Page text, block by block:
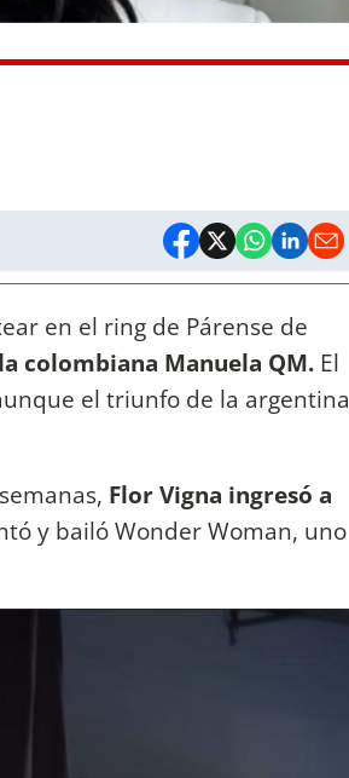
en el ring de Párense de
colombiana Manuela QM. El
el triunfo de la argentina
Flor Vigna ingresó a
y bailó Wonder Woman, uno